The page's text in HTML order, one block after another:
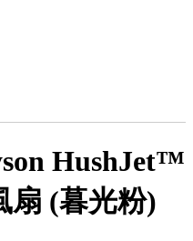
HushJet™
扇 (暮光粉)